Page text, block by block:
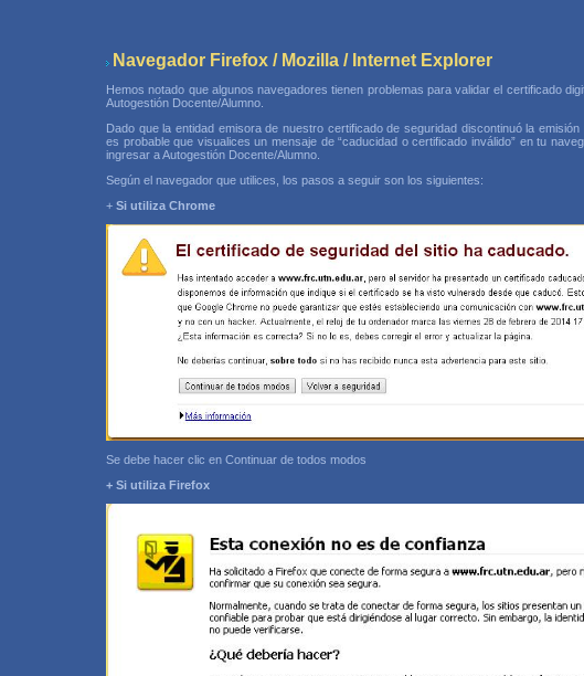
Navegador Firefox / Mozilla / Internet Explorer
Hemos notado que algunos navegadores tienen problemas para validar el certificado
Autogestión Docente/Alumno.
Dado que la entidad emisora de nuestro certificado de seguridad discontinuó la emisión
es probable que visualices un mensaje de “caducidad o certificado inválido” en tu
ingresar a Autogestión Docente/Alumno.
Según el navegador que utilices, los pasos a seguir son los siguientes:
+ Si utiliza Chrome
Se debe hacer clic en Continuar de todos modos
+ Si utiliza Firefox